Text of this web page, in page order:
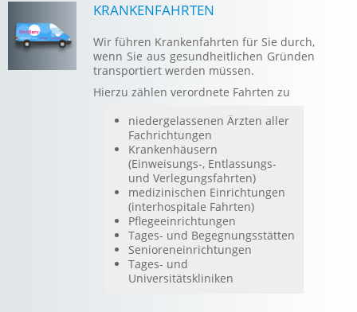
KRANKENFAHRTEN
Wir führen Krankenfahrten für Sie durch,
wenn Sie aus gesundheitlichen Gründen
transportiert werden müssen.
Hierzu zählen verordnete Fahrten zu
niedergelassenen Ärzten aller
Fachrichtungen
Krankenhäusern
(Einweisungs-, Entlassungs-
und Verlegungsfahrten)
medizinischen Einrichtungen
(interhospitale Fahrten)
Pflegeeinrichtungen
Tages- und Begegnungsstätten
Senioreneinrichtungen
Tages- und
Universitätskliniken